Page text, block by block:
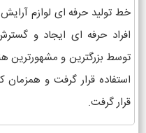
خط تولید حرفه ای لوازم
افراد حرفه ای ایجاد و
توسط بزرگترین و مشهورترین
استفاده قرار گرفت و
قرار گرفت.